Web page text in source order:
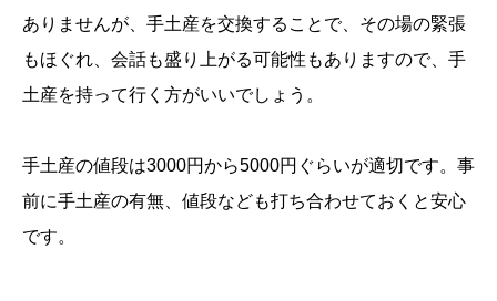
ありませんが、手土産を交換することで、その場の緊張
もほぐれ、会話も盛り上がる可能性もありますので、手
土産を持って行く方がいいでしょう。
手土産の値段は3000円から5000円ぐらいが適切です。事
前に手土産の有無、値段なども打ち合わせておくと安心
です。